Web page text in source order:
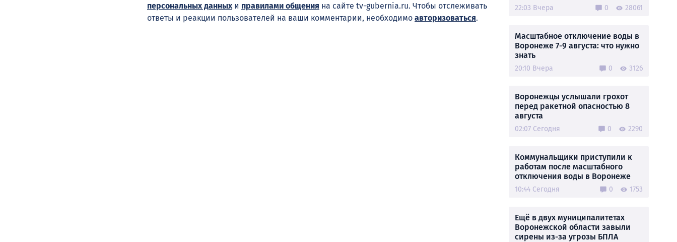
персональных данных и правилами общения на сайте tv-gubernia.ru. Чтобы отслеживать
ответы и реакции пользователей на ваши комментарии, необходимо авторизоваться.
22:03 Вчера 0 28061
Масштабное отключение воды в
Воронеже 7-9 августа: что нужно
знать
20:10 Вчера 0 3126
Воронежцы услышали грохот
перед ракетной опасностью 8
августа
02:07 Сегодня 0 2290
Коммунальщики приступили к
работам после масштабного
отключения воды в Воронеже
10:44 Сегодня 0 1753
Ещё в двух муниципалитетах
Воронежской области завыли
сирены из-за угрозы БПЛА